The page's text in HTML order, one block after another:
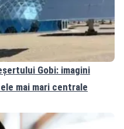
Gobi: imagini
mai mari centrale